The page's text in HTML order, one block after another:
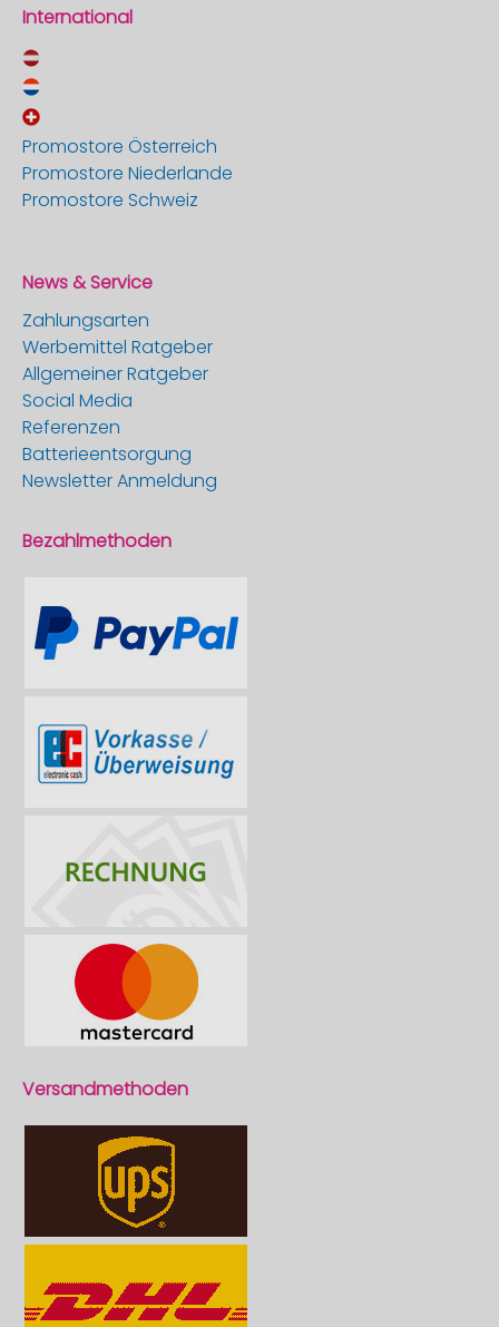
International
Promostore Österreich
Promostore Niederlande
Promostore Schweiz
News & Service
Zahlungsarten
Werbemittel Ratgeber
Allgemeiner Ratgeber
Social Media
Referenzen
Batterieentsorgung
Newsletter Anmeldung
Bezahlmethoden
Versandmethoden